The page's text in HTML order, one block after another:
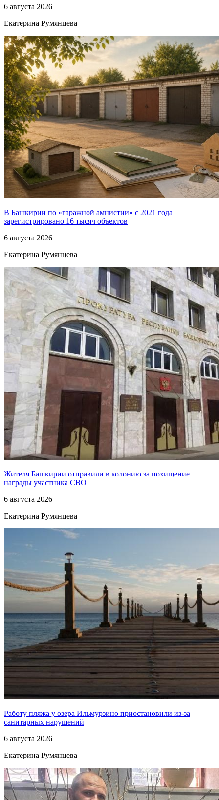
6 августа 2026
Екатерина Румянцева
В Башкирии по «гаражной амнистии» с 2021 года
зарегистрировано 16 тысяч объектов
6 августа 2026
Екатерина Румянцева
Жителя Башкирии отправили в колонию за похищение
награды участника СВО
6 августа 2026
Екатерина Румянцева
Работу пляжа у озера Ильмурзино приостановили из-за
санитарных нарушений
6 августа 2026
Екатерина Румянцева